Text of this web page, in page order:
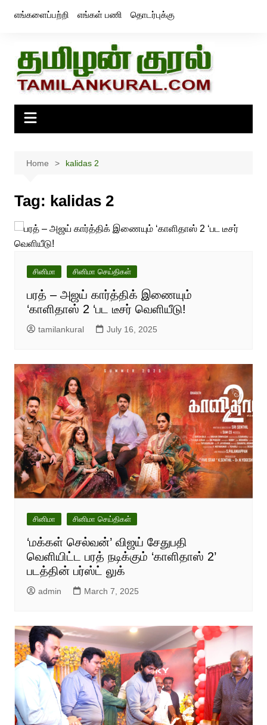
எங்களைப்பற்றி எங்கள் பணி தொடர்புக்கு
Home kalidas 2
Tag: kalidas 2
சினிமா சினிமா செய்திகள்
பரத் – அஜய் கார்த்திக் இணையும்
‘காளிதாஸ் 2 ‘பட டீசர் வெளியீடு!
tamilankural July 16, 2025
சினிமா சினிமா செய்திகள்
‘மக்கள் செல்வன்’ விஜய் சேதுபதி
வெளியிட்ட பரத் நடிக்கும் ‘காளிதாஸ் 2’
படத்தின் பர்ஸ்ட் லுக்
admin March 7, 2025